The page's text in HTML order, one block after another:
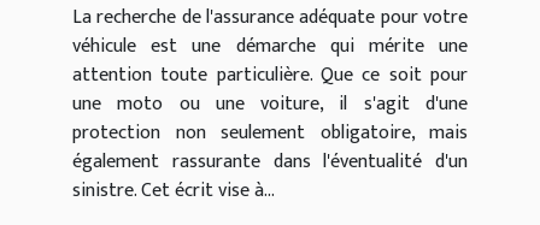
La recherche de l'assurance adéquate pour votre
véhicule est une démarche qui mérite une
attention toute particulière. Que ce soit pour
une moto ou une voiture, il s'agit d'une
protection non seulement obligatoire, mais
également rassurante dans l'éventualité d'un
sinistre. Cet écrit vise à...